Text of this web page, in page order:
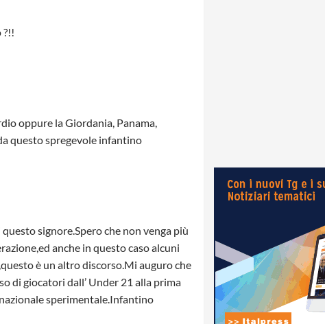
?!!
oppure la Giordania, Panama,
questo spregevole infantino
signore.Spero che non venga più
anche in questo caso alcuni
è un altro discorso.Mi auguro che
di giocatori dall’ Under 21 alla prima
sperimentale.Infantino